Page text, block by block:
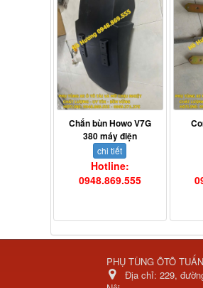
Chắn bùn Howo V7G
380 máy điện
chi tiết
Hotline:
0948.869.555
PHỤ TÙNG ÔTÔ
Địa chỉ: 229,